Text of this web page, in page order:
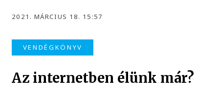
2021. MÁRCIUS 18. 15:57
VENDÉGKÖNYV
Az internetben élünk már?